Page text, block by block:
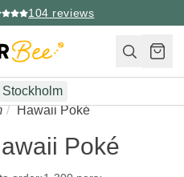
104 reviews
Stockholm
Hawaii Poké
Poké